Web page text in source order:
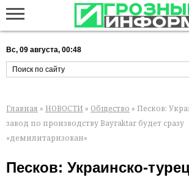
Вс, 09 августа, 00:48
Главная » НОВОСТИ » Общество » Песков:
завод по производству Bayraktar будет сразу
«демилитаризован»
Песков: Украинско-